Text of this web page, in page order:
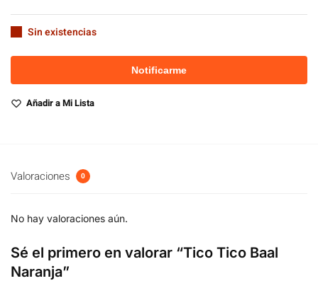
Sin existencias
Añadir a Mi Lista
Valoraciones 0
No hay valoraciones aún.
Sé el primero en valorar “Tico Tico Baal
Naranja”